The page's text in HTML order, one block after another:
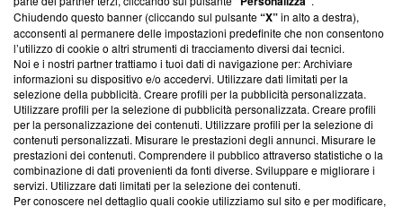
Su di noi
Team editoriale
Corporate
Redazione
Informativa Privacy
Cookie Policy
Blasting SA, IDI CHE-247.845.224, Via Carlo Frasca, 3 - 6900
Chiudendo questo banner (cliccando sul pulsante“X”in alto a destra),
acconsenti al permanere delle impostazioni predefinite che non consentono
l’utilizzo di cookie o altri strumenti di tracciamento diversi dai tecnici.
Noi e i nostri partner trattiamo i tuoi dati di navigazione per: Archiviare
informazioni su dispositivo e/o accedervi. Utilizzare dati limitati per la
selezione della pubblicità. Creare profili per la pubblicità personalizzata.
Utilizzare profili per la selezione di pubblicità personalizzata. Creare profili
per la personalizzazione dei contenuti. Utilizzare profili per la selezione di
contenuti personalizzati. Misurare le prestazioni degli annunci. Misurare le
prestazioni dei contenuti. Comprendere il pubblico attraverso statistiche o la
combinazione di dati provenienti da fonti diverse. Sviluppare e migliorare i
servizi. Utilizzare dati limitati per la selezione dei contenuti.
Per conoscere nel dettaglio quali cookie utilizziamo sul sito e per modificare,